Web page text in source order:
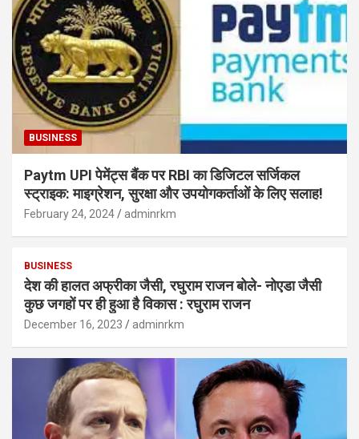
BUSINESS
Paytm UPI पेमेंट्स बैंक पर RBI का डिजिटल सर्जिकल
स्ट्राइक: माइग्रेशन, सुरक्षा और उपयोगकर्ताओं के लिए सलाह!
February 24, 2024 adminrkm
BUSINESS
देश की हालत अफ्रीका जैसी, रघुराम राजन बोले- नोएडा जैसी
कुछ जगहों पर ही हुआ है विकास : रघुराम राजन
December 16, 2023 adminrkm